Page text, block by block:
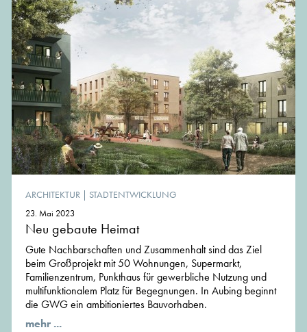
ARCHITEKTUR | STADTENTWICKLUNG
23. Mai 2023
Neu gebaute Heimat
Gute Nachbarschaften und Zusammenhalt sind das Ziel
beim Großprojekt mit 50 Wohnungen, Supermarkt,
Familienzentrum, Punkthaus für gewerbliche Nutzung und
multifunktionalem Platz für Begegnungen. In Aubing beginnt
die GWG ein ambitioniertes Bauvorhaben.
mehr ...